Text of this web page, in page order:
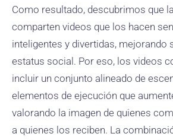
Como resultado, descubrimos que
comparten videos que los hacen
inteligentes y divertidas, mejorando
estatus social. Por eso, los videos
incluir un conjunto alineado de
elementos de ejecución que
valorando la imagen de quienes
a quienes los reciben. La